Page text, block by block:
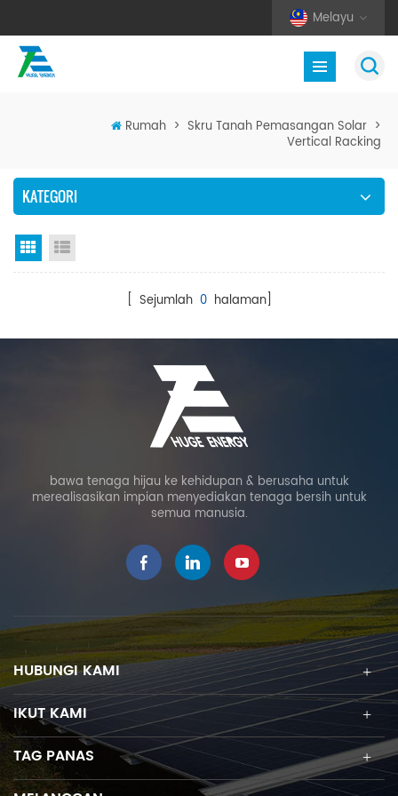
Melayu
Rumah > Skru Tanah Pemasangan Solar >
Vertical Racking
KATEGORI
Paparan grid
[ Sejumlah 0halaman]
bawa tenaga hijau ke kehidupan & berusaha untuk
merealisasikan impian menyediakan tenaga bersih untuk
semua manusia.
HUBUNGI KAMI
IKUT KAMI
TAG PANAS